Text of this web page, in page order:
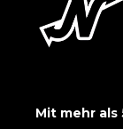
Mit mehr